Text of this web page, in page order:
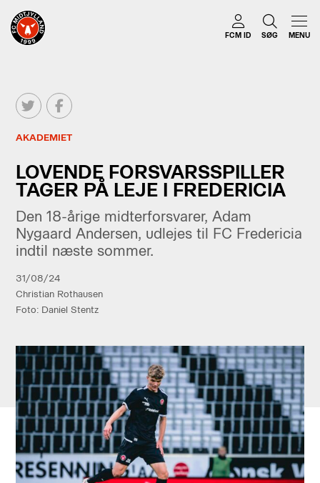
FCM ID SØG MENU
AKADEMIET
LOVENDE FORSVARSSPILLER
TAGER PÅ LEJE I FREDERICIA
Den 18-årige midterforsvarer, Adam
Nygaard Andersen, udlejes til FC Fredericia
indtil næste sommer.
31/08/24
Christian Rothausen
Foto: Daniel Stentz